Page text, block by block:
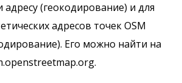
(геокодирование) и для
адресов точек OSM
Его можно найти на